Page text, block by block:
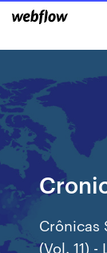
Crônicas
(Vol. 11) -